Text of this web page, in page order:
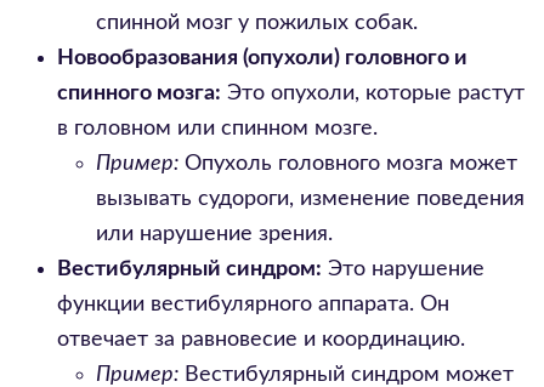
спинной мозг у пожилых собак.
Новообразования (опухоли) головного и
спинного мозга: Это опухоли, которые растут
в головном или спинном мозге.
Пример: Опухоль головного мозга может
вызывать судороги, изменение поведения
или нарушение зрения.
Вестибулярный синдром: Это нарушение
функции вестибулярного аппарата. Он
отвечает за равновесие и координацию.
Пример: Вестибулярный синдром может